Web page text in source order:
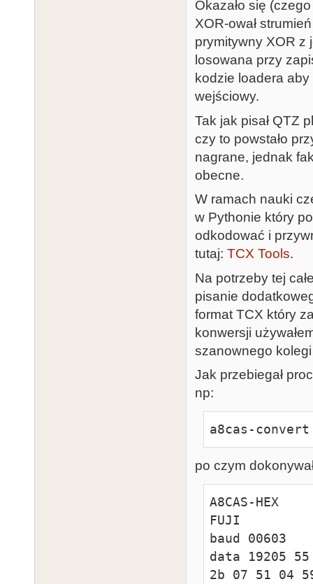
Okazało się
XOR-ował
prymitywny XOR z
losowana przy
kodzie loadera
wejściowy.
Tak jak pisał QTZ
czy to powstało
nagrane, jednak
obecne.
W ramach nauki
w Pythonie który
odkodować i
tutaj: TCX Tools.
Na potrzeby tej
pisanie
format TCX który
konwersji
szanownego
Jak przebiegał
np:
a8cas-
po czym
A8CAS-HEX
FUJI
baud 00603
data 19205
2b 07 51 04